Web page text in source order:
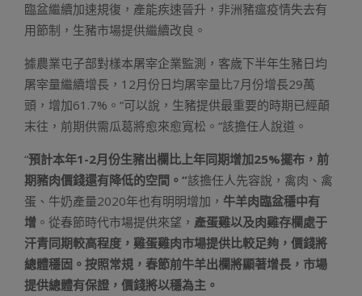
臨盆繼續加速規復，產能疾速晉升，非洲豬瘟疫情失去有
用節制，生豬市場提供繼續改良。
據農業屯子部對樣本屠宰企業監測，客歲下半年生豬日均
屠宰量繼續增長，12月份日均屠宰量比7月份增長29萬
頭，增加61.7%。“可以說，生豬提供最重要的時期已經顛
末往，前期供需瓜葛將愈來愈寬松。”該擔任人說道。
“預計本年1-2月份生豬出欄比上年同期增加25%擺布，前
期豬肉價錢還有降低的空間。”該擔任人先容說，禽肉、禽
蛋、牛奶產量2020年也有明明增加， 牛羊肉臨盆穩中有
增 。從春節時代市場提供來望， 產蛋雞以及肉雞存欄處于
汗青同期較高程度，雞蛋雞肉市場提供比較足夠，價錢將
總體穩固。按照常規，春節前牛羊出欄將顯著增長，市場
提供總體有保證，價錢將以穩為主。